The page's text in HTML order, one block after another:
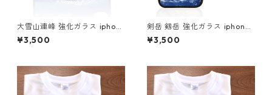
大雪山連峰 強化ガラス iphon
e スマホケース スマホカバー
登山 山 北海道 雪 旭岳 自然 草
¥3,500
剣岳 剱岳 強化ガラス iphone
スマホケース スマホカバーア
ウトドア 登山 山 北アルプス
¥3,500